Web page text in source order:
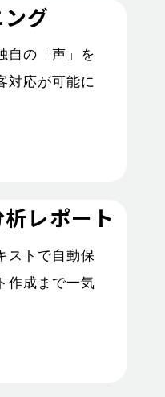
グ
自の「声」を
対応が可能に
レポート
ストで自動保
作成まで一気